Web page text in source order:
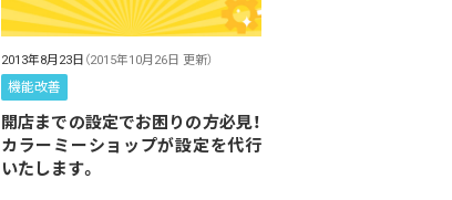
2013年8月23日 （2015年10月26日 更新）
機能改善
開店までの設定でお困りの方必見！
カラーミーショップが設定を代行
いたします。